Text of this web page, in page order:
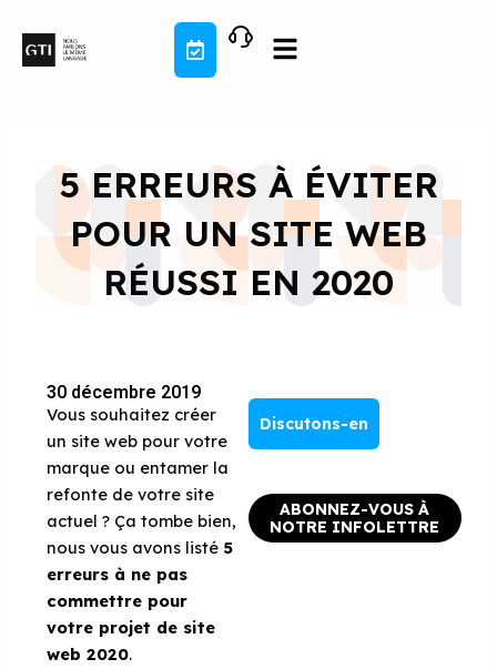
contenu
5 ERREURS À ÉVITER
POUR UN SITE WEB
RÉUSSI EN 2020
30 décembre 2019
Vous souhaitez créer
un site web pour votre
marque ou entamer la
refonte de votre site
actuel ? Ça tombe bien,
nous vous avons listé 5
erreurs à ne pas
commettre pour
votre projet de site
web 2020.
Discutons-en
ABONNEZ-VOUS À
NOTRE INFOLETTRE